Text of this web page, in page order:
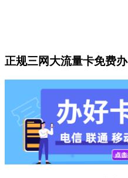
正规三网大流量卡免费办